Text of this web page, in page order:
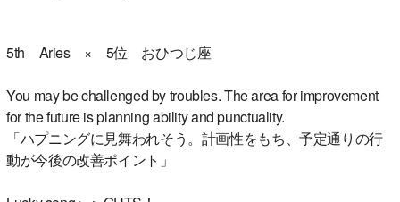
5th Aries × 5位 おひつじ座
You may be challenged by troubles. The area for improvement
for the future is planning ability and punctuality.
「ハプニングに見舞われそう。計画性をもち、予定通りの行
動が今後の改善ポイント」